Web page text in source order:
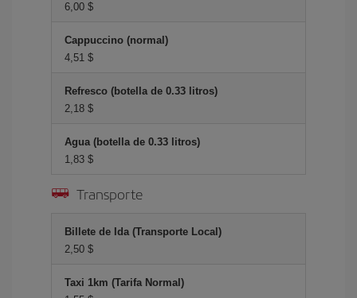
6,00 $
Cappuccino (normal)
4,51 $
Refresco (botella de 0.33 litros)
2,18 $
Agua (botella de 0.33 litros)
1,83 $
Transporte
Billete de Ida (Transporte Local)
2,50 $
Taxi 1km (Tarifa Normal)